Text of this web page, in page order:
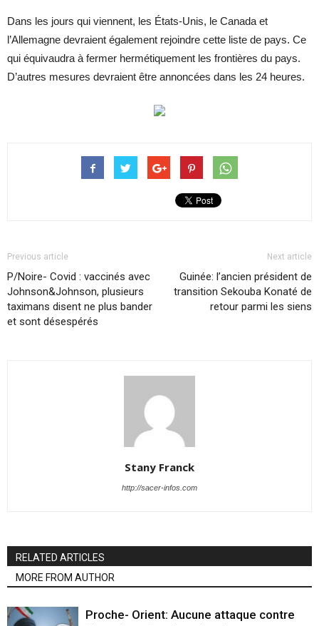
Dans les jours qui viennent, les États-Unis, le Canada et
l’Allemagne devraient également rejoindre cette liste de pays. Ce
qui équivaudra à fermer hermétiquement les frontières du pays.
D’autres mesures devraient être annoncées dans les 24 heures.
Previous article
P/Noire- Covid : vaccinés avec
Johnson&Johnson, plusieurs
taximans disent ne plus bander
et sont désespérés
Next article
Guinée: l’ancien président de
transition Sekouba Konaté de
retour parmi les siens
Stany Franck
http://sacer-infos.com
RELATED ARTICLES
MORE FROM AUTHOR
Proche- Orient: Aucune attaque contre